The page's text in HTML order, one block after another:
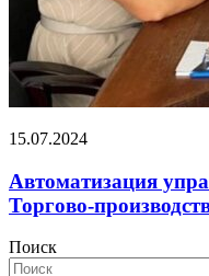
15.07.2024
Автоматизация
Торгово-
Поиск